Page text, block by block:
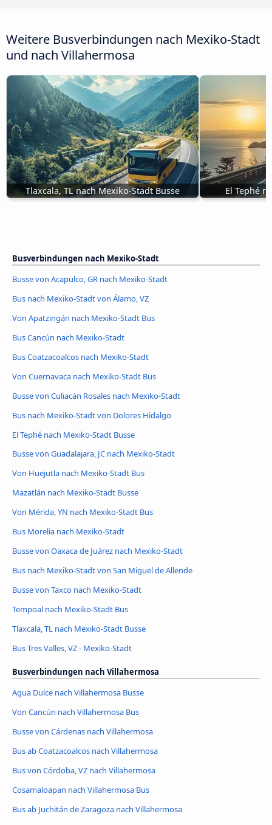
Weitere Busverbindungen nach Mexiko-Stadt
und nach Villahermosa
Tlaxcala, TL nach Mexiko-Stadt Busse El Tephé
Busverbindungen nach Mexiko-Stadt
Busse von Acapulco, GR nach Mexiko-Stadt
Bus nach Mexiko-Stadt von Álamo, VZ
Von Apatzingán nach Mexiko-Stadt Bus
Bus Cancún nach Mexiko-Stadt
Bus Coatzacoalcos nach Mexiko-Stadt
Von Cuernavaca nach Mexiko-Stadt Bus
Busse von Culiacán Rosales nach Mexiko-Stadt
Bus nach Mexiko-Stadt von Dolores Hidalgo
El Tephé nach Mexiko-Stadt Busse
Busse von Guadalajara, JC nach Mexiko-Stadt
Von Huejutla nach Mexiko-Stadt Bus
Mazatlán nach Mexiko-Stadt Busse
Von Mérida, YN nach Mexiko-Stadt Bus
Bus Morelia nach Mexiko-Stadt
Busse von Oaxaca de Juárez nach Mexiko-Stadt
Bus nach Mexiko-Stadt von San Miguel de Allende
Busse von Taxco nach Mexiko-Stadt
Tempoal nach Mexiko-Stadt Bus
Tlaxcala, TL nach Mexiko-Stadt Busse
Bus Tres Valles, VZ - Mexiko-Stadt
Busverbindungen nach Villahermosa
Agua Dulce nach Villahermosa Busse
Von Cancún nach Villahermosa Bus
Busse von Cárdenas nach Villahermosa
Bus ab Coatzacoalcos nach Villahermosa
Bus von Córdoba, VZ nach Villahermosa
Cosamaloapan nach Villahermosa Bus
Bus ab Juchitán de Zaragoza nach Villahermosa